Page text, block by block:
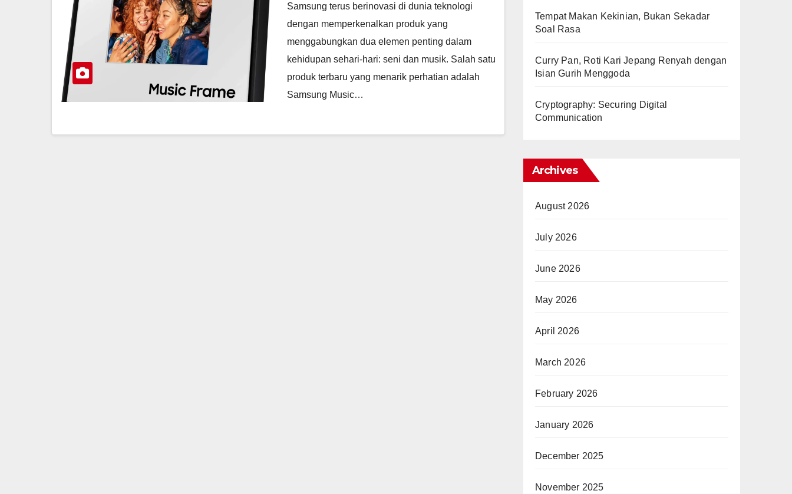
Samsung terus berinovasi di dunia teknologi
dengan memperkenalkan produk yang
menggabungkan dua elemen penting dalam
kehidupan sehari-hari: seni dan musik. Salah satu
produk terbaru yang menarik perhatian adalah
Samsung Music…
Tempat Makan Kekinian, Bukan Sekadar
Soal Rasa
Curry Pan, Roti Kari Jepang Renyah dengan
Isian Gurih Menggoda
Cryptography: Securing Digital
Communication
Archives
August 2026
July 2026
June 2026
May 2026
April 2026
March 2026
February 2026
January 2026
December 2025
November 2025